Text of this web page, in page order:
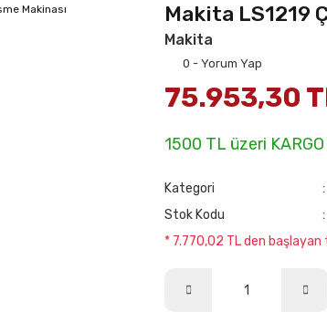
Makita LS1219
Makita
0 - Yorum Yap
75.953,30
1500 TL üzeri
Kategori
Stok Kodu
* 7.770,02 TL den